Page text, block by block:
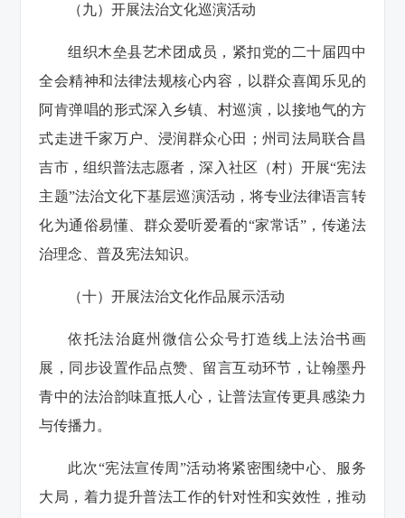
（九）开展法治文化巡演活动
组织木垒县艺术团成员，紧扣党的二十届四中
全会精神和法律法规核心内容，以群众喜闻乐见的
阿肯弹唱的形式深入乡镇、村巡演，以接地气的方
式走进千家万户、浸润群众心田；州司法局联合昌
吉市，组织普法志愿者，深入社区（村）开展“宪法
主题”法治文化下基层巡演活动，将专业法律语言转
化为通俗易懂、群众爱听爱看的“家常话”，传递法
治理念、普及宪法知识。
（十）开展法治文化作品展示活动
依托法治庭州微信公众号打造线上法治书画
展，同步设置作品点赞、留言互动环节，让翰墨丹
青中的法治韵味直抵人心，让普法宣传更具感染力
与传播力。
此次“宪法宣传周”活动将紧密围绕中心、服务
大局，着力提升普法工作的针对性和实效性，推动